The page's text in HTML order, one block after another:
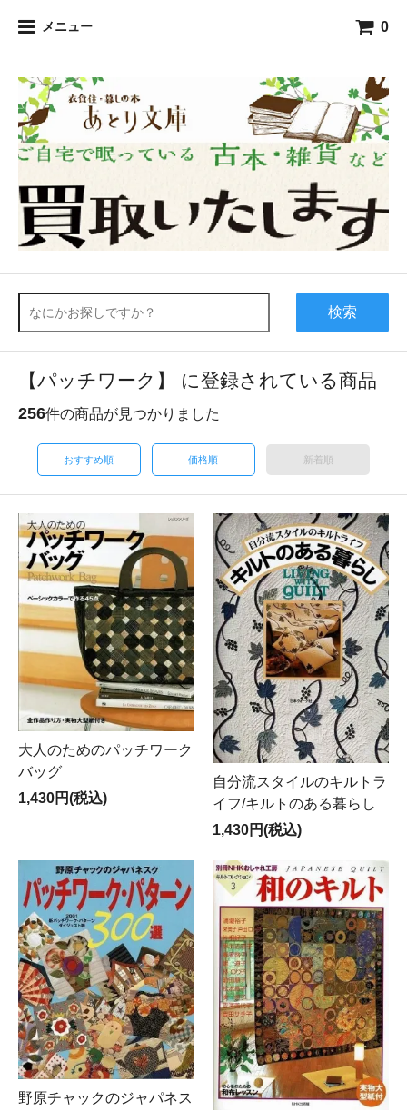
メニュー 0
検索
【パッチワーク】 に登録されている商品
256件の商品が見つかりました
おすすめ順 価格順 新着順
大人のためのパッチワーク
バッグ
1,430円(税込)
自分流スタイルのキルトラ
イフ/キルトのある暮らし
1,430円(税込)
野原チャックのジャパネス